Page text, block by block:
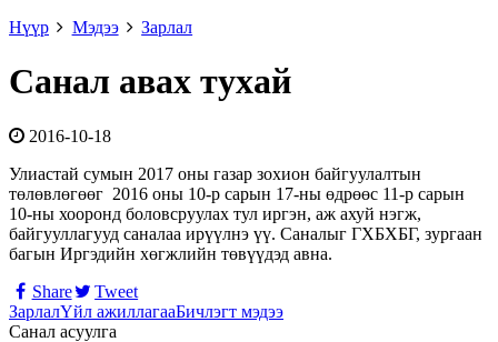
Нүүр
Мэдээ Зарлал
Санал авах тухай
2016-10-18
Улиастай сумын 2017 оны газар зохион байгуулалтын
төлөвлөгөөг 2016 оны 10-р сарын 17-ны өдрөөс 11-р сарын
10-ны хооронд боловсруулах тул иргэн, аж ахуй нэгж,
байгууллагууд саналаа ирүүлнэ үү. Саналыг ГХБХБГ, зургаан
багын Иргэдийн хөгжлийн төвүүдэд авна.
Share
Tweet
ЗарлалҮйл ажиллагааБичлэгт мэдээ
Санал асуулга